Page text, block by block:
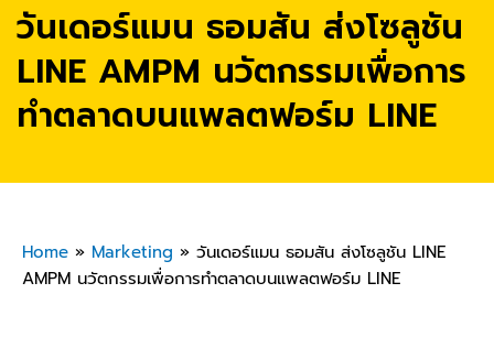
วันเดอร์แมน ธอมสัน ส่งโซลูชัน
LINE AMPM นวัตกรรมเพื่อการ
ทำตลาดบนแพลตฟอร์ม LINE
Home » Marketing » วันเดอร์แมน ธอมสัน ส่งโซลูชัน LINE
AMPM นวัตกรรมเพื่อการทำตลาดบนแพลตฟอร์ม LINE